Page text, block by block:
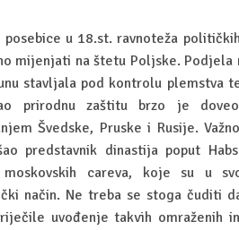
posebice u 18.st. ravnoteža
mijenjati na štetu Poljske.
stavljala pod kontrolu plemstva
prirodnu zaštitu brzo je
Švedske, Pruske i Rusije.
predstavnik dinastija poput
careva, koje su u
način. Ne treba se stoga čuditi
uvođenje takvih omraženih